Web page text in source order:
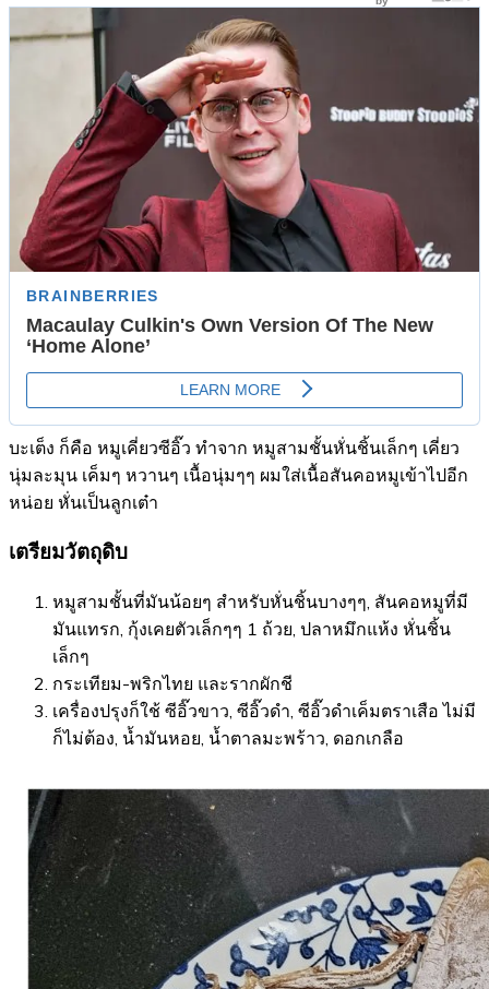
บะเต็ง ก็คือ หมูเคี่ยวซีอิ๊ว ทำจาก หมูสามชั้นหั่นชิ้นเล็กๆ เคี่ยว
นุ่มละมุน เค็มๆ หวานๆ เนื้อนุ่มๆๆ ผมใส่เนื้อสันคอหมูเข้าไปอีก
หน่อย หั่นเป็นลูกเต๋า
เตรียมวัตถุดิบ
หมูสามชั้นที่มันน้อยๆ สำหรับหั่นชิ้นบางๆๆ, สันคอหมูที่มี
มันแทรก, กุ้งเคยตัวเล็กๆๆ 1 ถ้วย, ปลาหมึกแห้ง หั่นชิ้น
เล็กๆ
กระเทียม-พริกไทย และรากผักชี
เครื่องปรุงก็ใช้ ซีอิ๊วขาว, ซีอิ๊วดำ, ซีอิ๊วดำเค็มตราเสือ ไม่มี
ก็ไม่ต้อง, น้ำมันหอย, น้ำตาลมะพร้าว, ดอกเกลือ